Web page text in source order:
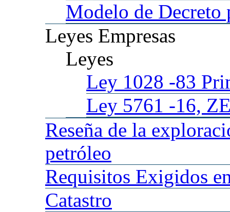
Modelo de Decreto
Leyes Empresas
Leyes
Ley 1028 -83
Ley 5761 -16,
Reseña de la
petróleo
Requisitos Exigidos
Catastro